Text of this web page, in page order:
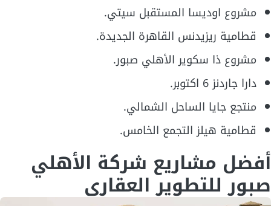
مشروع اوديسا المستقبل سيتي.
قطامية ريزيدنس القاهرة الجديدة.
مشروع ذا سكوير الأهلي صبور.
دارا جاردنز 6 اكتوبر.
منتجع جايا الساحل الشمالي.
قطامية هيلز التجمع الخامس.
أفضل مشاريع شركة الأهلي
صبور للتطوير العقاري